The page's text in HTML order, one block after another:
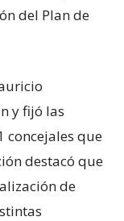
del Plan de
y fijó las
concejales que
destacó que
de